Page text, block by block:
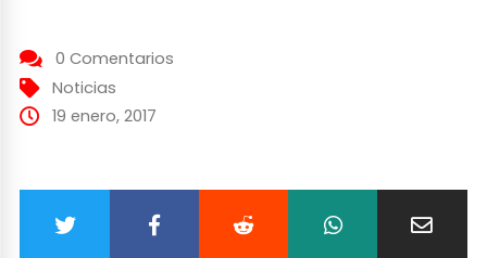
0 Comentarios
Noticias
19 enero, 2017